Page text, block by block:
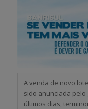
A venda de novo
sido anunciada
últimos dias,